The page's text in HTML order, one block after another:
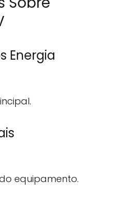
Energia
equipamento.